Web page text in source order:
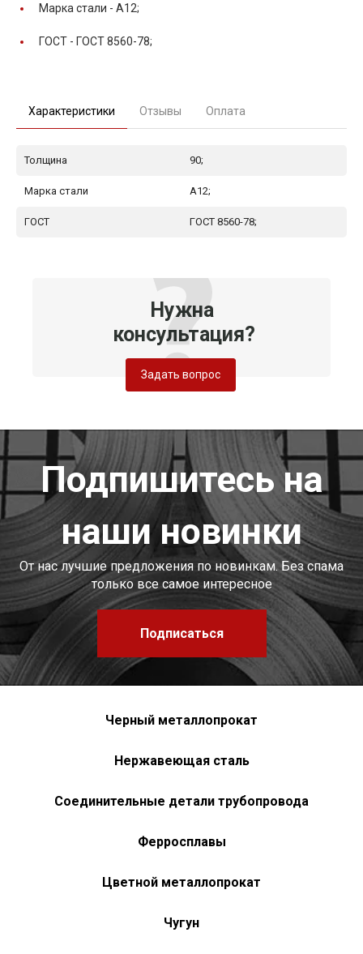
Марка стали - А12;
ГОСТ - ГОСТ 8560-78;
Характеристики Отзывы Оплата
Толщина 90;
Марка стали А12;
ГОСТ ГОСТ 8560-78;
Нужна
консультация?
Задать вопрос
Подпишитесь на
наши новинки
От нас лучшие предложения по новинкам. Без спама
только все самое интересное
Подписаться
Черный металлопрокат
Нержавеющая сталь
Соединительные детали трубопровода
Ферросплавы
Цветной металлопрокат
Чугун